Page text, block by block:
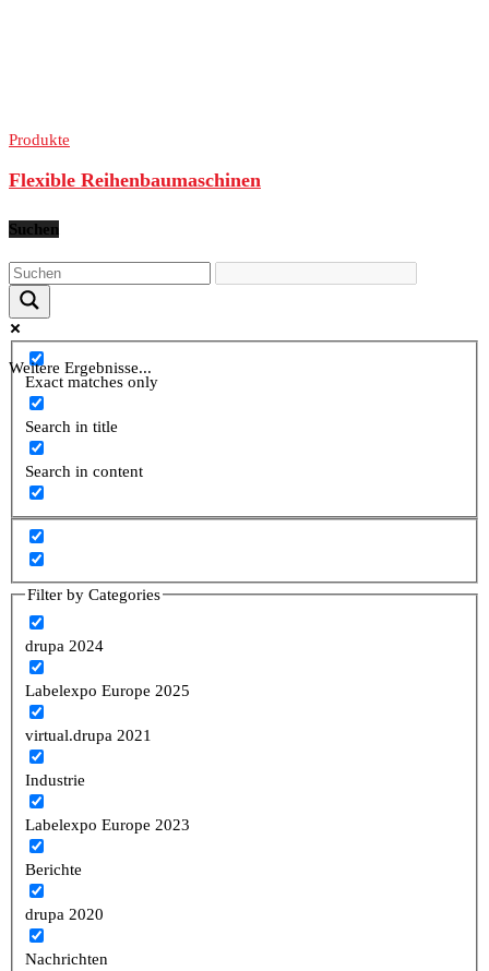
Produkte
Flexible Reihenbaumaschinen
Suchen
Weitere Ergebnisse...
Exact matches only
Search in title
Search in content
Filter by Categories
drupa 2024
Labelexpo Europe 2025
virtual.drupa 2021
Industrie
Labelexpo Europe 2023
Berichte
drupa 2020
Nachrichten